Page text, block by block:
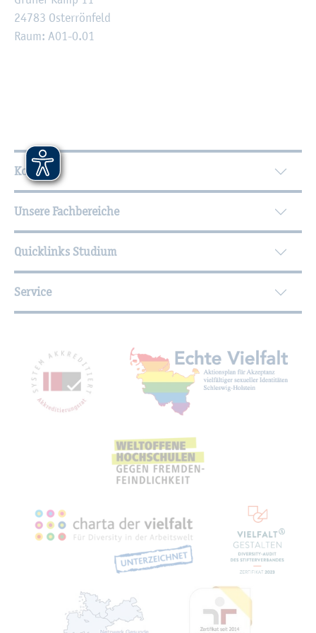
24783 Os­ter­rön­feld
Raum: A01-0.01
Wei­ter­füh­ren­de In­for­ma­tio­nen
Kontakt
Unsere Fachbereiche
Quicklinks Studium
Service
Mit­glied­schaf­ten,